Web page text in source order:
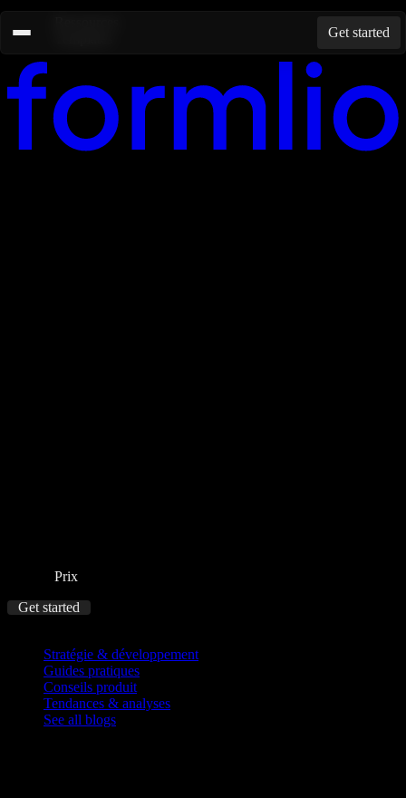
Prix
Get started
Stratégie & développement
Guides pratiques
Conseils produit
Tendances & analyses
See all blogs
Get started